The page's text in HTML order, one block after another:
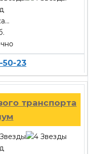
50-23
транспорта